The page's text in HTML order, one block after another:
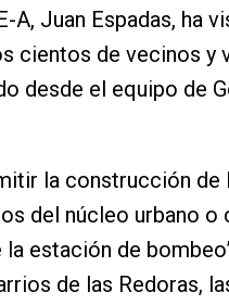
Juan Espadas, ha
cientos de vecinos y
desde el equipo de
la construcción de
del núcleo urbano o
estación de
de las Redoras,